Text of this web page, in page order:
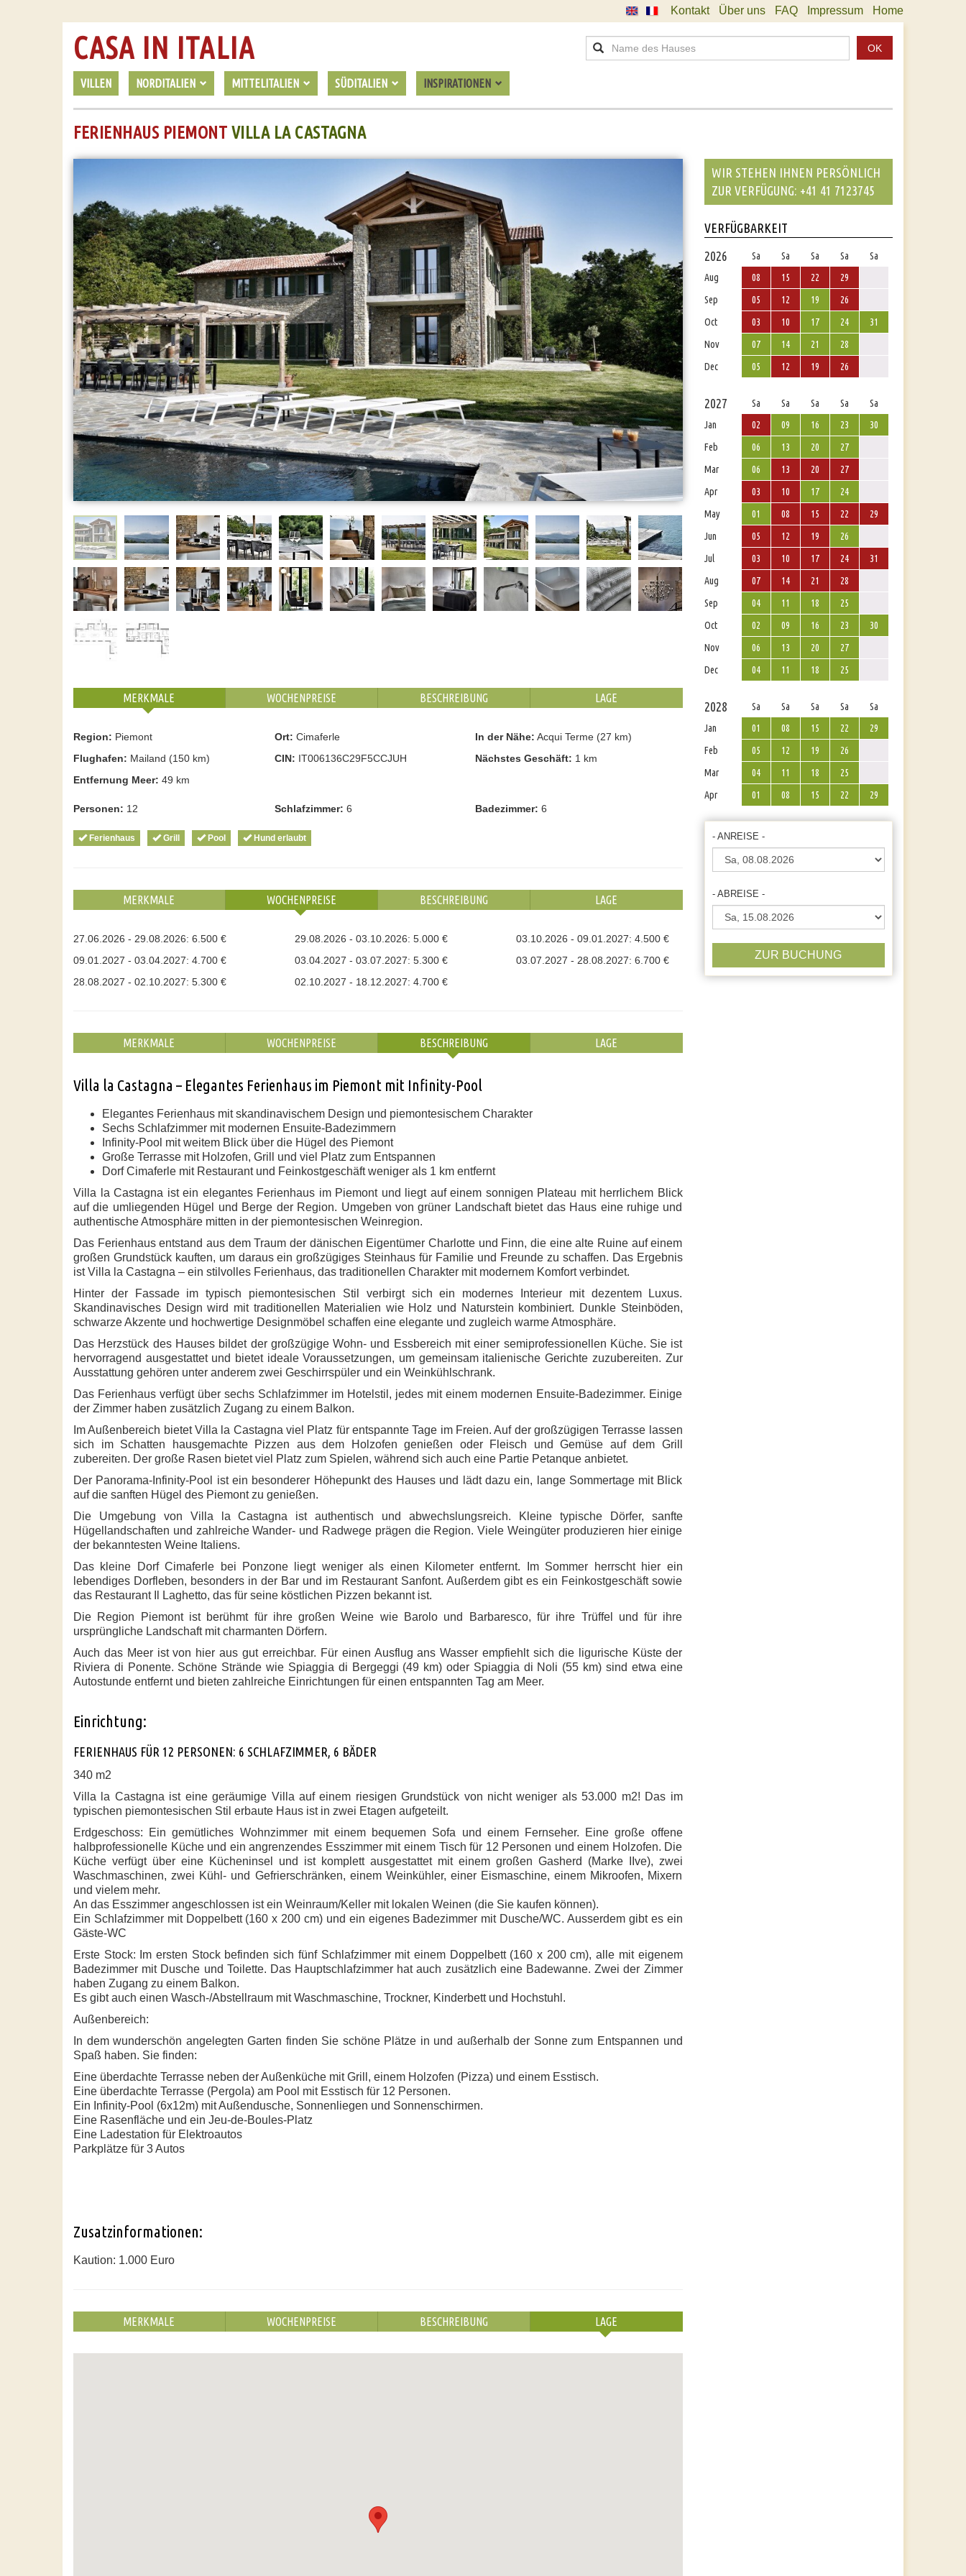
Kontakt Über uns FAQ Impressum Home
VILLEN NORDITALIEN MITTELITALIEN SÜDITALIEN INSPIRATIONEN
CASA IN ITALIA OK
FERIENHAUS PIEMONT VILLA LA CASTAGNA
MERKMALE WOCHENPREISE BESCHREIBUNG LAGE
Region: Piemont Ort: Cimaferle In der Nähe: Acqui Terme (27 km)
Flughafen: Mailand (150 km) CIN: IT006136C29F5CCJUH Nächstes Geschäft: 1 km
Entfernung Meer: 49 km
Personen: 12 Schlafzimmer: 6 Badezimmer: 6
Ferienhaus Grill Pool Hund erlaubt
MERKMALE WOCHENPREISE BESCHREIBUNG LAGE
27.06.2026 - 29.08.2026: 6.500 € 29.08.2026 - 03.10.2026: 5.000 €
03.10.2026 - 09.01.2027: 4.500 €
09.01.2027 - 03.04.2027: 4.700 €
03.04.2027 - 03.07.2027: 5.300 €
03.07.2027 - 28.08.2027: 6.700 €
28.08.2027 - 02.10.2027: 5.300 €
02.10.2027 - 18.12.2027: 4.700 €
MERKMALE WOCHENPREISE BESCHREIBUNG LAGE
Villa la Castagna – Elegantes Ferienhaus im Piemont mit Infinity-Pool
Elegantes Ferienhaus mit skandinavischem Design und piemontesischem Charakter
Sechs Schlafzimmer mit modernen Ensuite-Badezimmern
Infinity-Pool mit weitem Blick über die Hügel des Piemont
Große Terrasse mit Holzofen, Grill und viel Platz zum Entspannen
Dorf Cimaferle mit Restaurant und Feinkostgeschäft weniger als 1 km entfernt
Villa la Castagna ist ein elegantes Ferienhaus im Piemont und liegt auf einem sonnigen Plateau mit herrlichem Blick
auf die umliegenden Hügel und Berge der Region. Umgeben von grüner Landschaft bietet das Haus eine ruhige und
authentische Atmosphäre mitten in der piemontesischen Weinregion.
Das Ferienhaus entstand aus dem Traum der dänischen Eigentümer Charlotte und Finn, die eine alte Ruine auf einem
großen Grundstück kauften, um daraus ein großzügiges Steinhaus für Familie und Freunde zu schaffen. Das Ergebnis
ist Villa la Castagna – ein stilvolles Ferienhaus, das traditionellen Charakter mit modernem Komfort verbindet.
Hinter der Fassade im typisch piemontesischen Stil verbirgt sich ein modernes Interieur mit dezentem Luxus.
Skandinavisches Design wird mit traditionellen Materialien wie Holz und Naturstein kombiniert. Dunkle Steinböden,
schwarze Akzente und hochwertige Designmöbel schaffen eine elegante und zugleich warme Atmosphäre.
Das Herzstück des Hauses bildet der großzügige Wohn- und Essbereich mit einer semiprofessionellen Küche. Sie ist
hervorragend ausgestattet und bietet ideale Voraussetzungen, um gemeinsam italienische Gerichte zuzubereiten. Zur
Ausstattung gehören unter anderem zwei Geschirrspüler und ein Weinkühlschrank.
Das Ferienhaus verfügt über sechs Schlafzimmer im Hotelstil, jedes mit einem modernen Ensuite-Badezimmer. Einige
der Zimmer haben zusätzlich Zugang zu einem Balkon.
Im Außenbereich bietet Villa la Castagna viel Platz für entspannte Tage im Freien. Auf der großzügigen Terrasse lassen
sich im Schatten hausgemachte Pizzen aus dem Holzofen genießen oder Fleisch und Gemüse auf dem Grill
zubereiten. Der große Rasen bietet viel Platz zum Spielen, während sich auch eine Partie Petanque anbietet.
Der Panorama-Infinity-Pool ist ein besonderer Höhepunkt des Hauses und lädt dazu ein, lange Sommertage mit Blick
auf die sanften Hügel des Piemont zu genießen.
Die Umgebung von Villa la Castagna ist authentisch und abwechslungsreich. Kleine typische Dörfer, sanfte
Hügellandschaften und zahlreiche Wander- und Radwege prägen die Region. Viele Weingüter produzieren hier einige
der bekanntesten Weine Italiens.
Das kleine Dorf Cimaferle bei Ponzone liegt weniger als einen Kilometer entfernt. Im Sommer herrscht hier ein
lebendiges Dorfleben, besonders in der Bar und im Restaurant Sanfont. Außerdem gibt es ein Feinkostgeschäft sowie
das Restaurant Il Laghetto, das für seine köstlichen Pizzen bekannt ist.
Die Region Piemont ist berühmt für ihre großen Weine wie Barolo und Barbaresco, für ihre Trüffel und für ihre
ursprüngliche Landschaft mit charmanten Dörfern.
Auch das Meer ist von hier aus gut erreichbar. Für einen Ausflug ans Wasser empfiehlt sich die ligurische Küste der
Riviera di Ponente. Schöne Strände wie Spiaggia di Bergeggi (49 km) oder Spiaggia di Noli (55 km) sind etwa eine
Autostunde entfernt und bieten zahlreiche Einrichtungen für einen entspannten Tag am Meer.
Einrichtung:
FERIENHAUS FÜR 12 PERSONEN: 6 SCHLAFZIMMER, 6 BÄDER
340 m2
Villa la Castagna ist eine geräumige Villa auf einem riesigen Grundstück von nicht weniger als 53.000 m2! Das im
typischen piemontesischen Stil erbaute Haus ist in zwei Etagen aufgeteilt.
Erdgeschoss: Ein gemütliches Wohnzimmer mit einem bequemen Sofa und einem Fernseher. Eine große offene
halbprofessionelle Küche und ein angrenzendes Esszimmer mit einem Tisch für 12 Personen und einem Holzofen. Die
Küche verfügt über eine Kücheninsel und ist komplett ausgestattet mit einem großen Gasherd (Marke IIve), zwei
Waschmaschinen, zwei Kühl- und Gefrierschränken, einem Weinkühler, einer Eismaschine, einem Mikroofen, Mixern
und vielem mehr.
An das Esszimmer angeschlossen ist ein Weinraum/Keller mit lokalen Weinen (die Sie kaufen können).
Ein Schlafzimmer mit Doppelbett (160 x 200 cm) und ein eigenes Badezimmer mit Dusche/WC. Ausserdem gibt es ein
Gäste-WC
Erste Stock: Im ersten Stock befinden sich fünf Schlafzimmer mit einem Doppelbett (160 x 200 cm), alle mit eigenem
Badezimmer mit Dusche und Toilette. Das Hauptschlafzimmer hat auch zusätzlich eine Badewanne. Zwei der Zimmer
haben Zugang zu einem Balkon.
Es gibt auch einen Wasch-/Abstellraum mit Waschmaschine, Trockner, Kinderbett und Hochstuhl.
Außenbereich:
In dem wunderschön angelegten Garten finden Sie schöne Plätze in und außerhalb der Sonne zum Entspannen und
Spaß haben. Sie finden:
Eine überdachte Terrasse neben der Außenküche mit Grill, einem Holzofen (Pizza) und einem Esstisch.
Eine überdachte Terrasse (Pergola) am Pool mit Esstisch für 12 Personen.
Ein Infinity-Pool (6x12m) mit Außendusche, Sonnenliegen und Sonnenschirmen.
Eine Rasenfläche und ein Jeu-de-Boules-Platz
Eine Ladestation für Elektroautos
Parkplätze für 3 Autos
Zusatzinformationen:
Kaution: 1.000 Euro
MERKMALE WOCHENPREISE BESCHREIBUNG LAGE
WIR STEHEN IHNEN PERSÖNLICH
ZUR VERFÜGUNG: +41 41 7123745
VERFÜGBARKEIT
2026
Sa Sa Sa Sa
Sa
Aug
08 15 22
29
Sep
05 12 19
26
Oct
03 10 17 24
31
Nov
07 14 21
28
Dec
05 12 19 26
2027 Sa Sa Sa Sa
Sa
Jan
02 09 16 23
30
Feb
06 13 20
27
Mar
06 13 20
27
Apr
03 10 17
24
May
01 08 15 22
29
Jun
05 12 19
26
Jul
03 10 17 24
31
Aug
07 14 21
28
Sep
04 11 18
25
Oct
02 09 16 23
30
Nov
06 13 20
27
Dec
04 11 18 25
2028 Sa Sa Sa Sa
Sa
Jan
01 08 15 22
29
Feb
05 12 19
26
Mar
04 11 18
25
Apr
01 08 15 22 29
- ANREISE -
- ABREISE -
ZUR BUCHUNG